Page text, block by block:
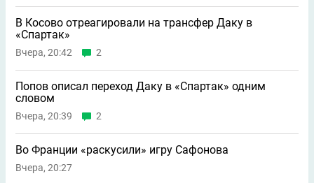
В Косово отреагировали на трансфер Даку в
«Спартак»
Вчера, 20:42 2
Попов описал переход Даку в «Спартак» одним
словом
Вчера, 20:39 2
Во Франции «раскусили» игру Сафонова
Вчера, 20:27